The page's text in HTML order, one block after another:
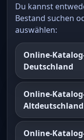
Du kannst
Bestand suchen
auswählen:
Online-
Deutschland
Online-
Altdeutschland
Online-